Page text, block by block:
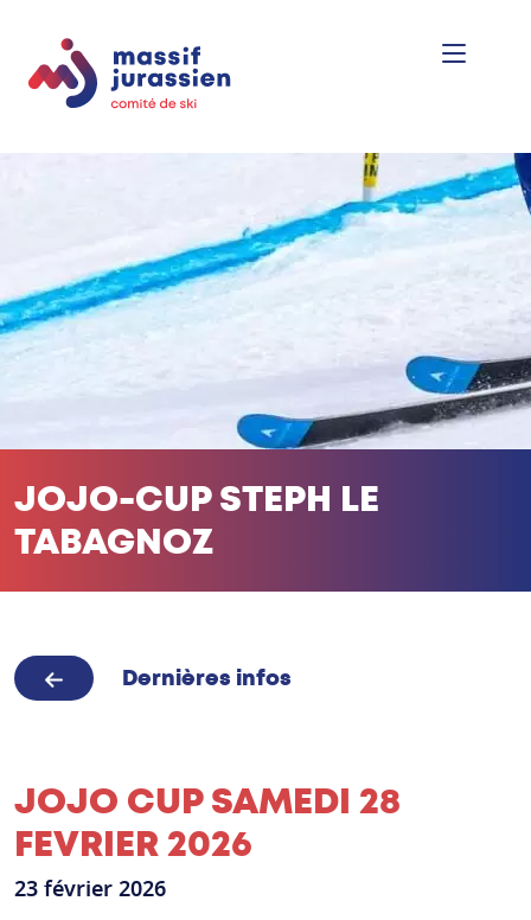
JOJO-CUP STEPH LE
TABAGNOZ
Dernières infos
JOJO CUP SAMEDI 28
FEVRIER 2026
23 février 2026